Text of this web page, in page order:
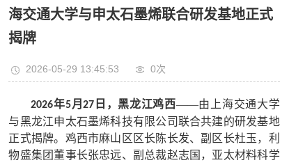
海交通大学与申太石墨烯联合研发基地正式
揭牌
2026-05-29 13:45:53 0次
2026年5月27 日，黑龙江鸡西——由上海交通大学
与黑龙江申太石墨烯科技有限公司联合共建的研发基地
正式揭牌。鸡西市麻山区区长陈长发、副区长杜玉，利
物盛集团董事长张忠远、副总裁赵志国，亚太材料科学